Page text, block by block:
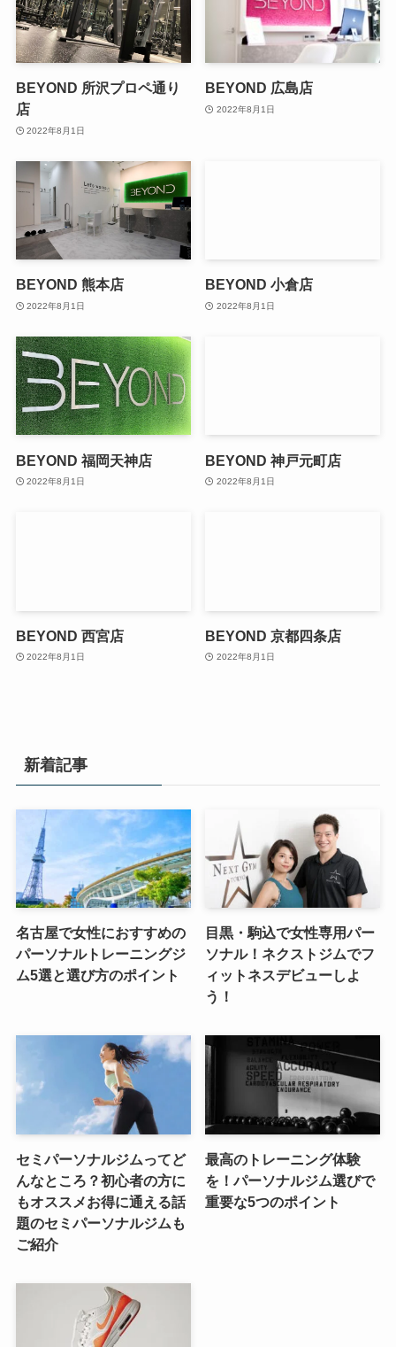
BEYOND 所沢プロペ通り
店
2022年8月1日
BEYOND 広島店
2022年8月1日
BEYOND 熊本店
2022年8月1日
BEYOND 小倉店
2022年8月1日
BEYOND 福岡天神店
2022年8月1日
BEYOND 神戸元町店
2022年8月1日
BEYOND 西宮店
2022年8月1日
BEYOND 京都四条店
2022年8月1日
新着記事
名古屋で女性におすすめの
パーソナルトレーニングジ
ム5選と選び方のポイント
目黒・駒込で女性専用パー
ソナル！ネクストジムでフ
ィットネスデビューしよ
う！
セミパーソナルジムってど
んなところ？初心者の方に
もオススメお得に通える話
題のセミパーソナルジムも
ご紹介
最高のトレーニング体験
を！パーソナルジム選びで
重要な5つのポイント